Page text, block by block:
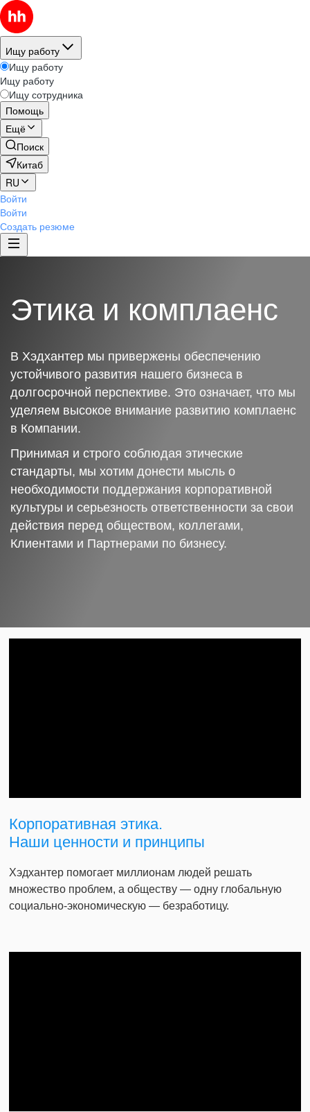
Ищу работу
Ищу работу
Ищу работу
Ищу сотрудника
Помощь
Ещё
Поиск
Китаб
RU
Войти
Войти
Создать резюме
Этика и комплаенс
В Хэдхантер мы привержены обеспечению
устойчивого развития нашего бизнеса в
долгосрочной перспективе. Это означает, что мы
уделяем высокое внимание развитию комплаенс
в Компании.
Принимая и строго соблюдая этические
стандарты, мы хотим донести мысль о
необходимости поддержания корпоративной
культуры и серьезность ответственности за свои
действия перед обществом, коллегами,
Клиентами и Партнерами по бизнесу.
Корпоративная этика.
Наши ценности и принципы
Хэдхантер помогает миллионам людей решать
множество проблем, а обществу — одну глобальную
социально-экономическую — безработицу.